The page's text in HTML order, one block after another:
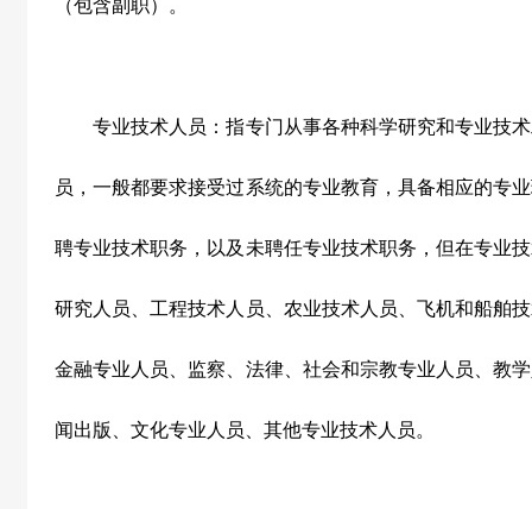
（包含副职）。
专业技术人员：指专门从事各种科学研究和专业技术
员，一般都要求接受过系统的专业教育，具备相应的专
聘专业技术职务，以及未聘任专业技术职务，但在专业
研究人员、工程技术人员、农业技术人员、飞机和船舶
金融专业人员、监察、法律、社会和宗教专业人员、教
闻出版、文化专业人员、其他专业技术人员。